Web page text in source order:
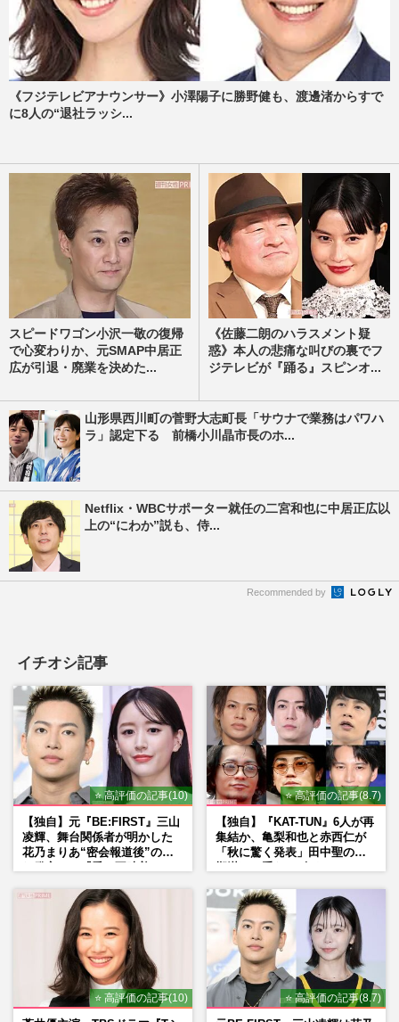
《フジテレビアナウンサー》小澤陽子に勝野健も、渡邊渚からすで
に8人の“退社ラッシ...
スピードワゴン小沢一敬の復帰
で心変わりか、元SMAP中居正
広が引退・廃業を決めた...
《佐藤二朗のハラスメント疑
惑》本人の悲痛な叫びの裏でフ
ジテレビが『踊る』スピンオ...
山形県西川町の菅野大志町長「サウナで業務はパワハ
ラ」認定下る 前橋小川晶市長のホ...
Netflix・WBCサポーター就任の二宮和也に中居正広以
上の“にわか”説も、侍...
Recommended by
イチオシ記事
⭐ 高評価の記事(10)
【独自】元『BE:FIRST』三山
凌輝、舞台関係者が明かした
花乃まりあ“密会報道後”の呆
⭐ 高評価の記事(8.7)
【独自】『KAT-TUN』6人が再
集結か、亀梨和也と赤西仁が
「秋に驚く発表」田中聖の刑
⭐ 高評価の記事(10) ⭐ 高評価の記事(8.7)